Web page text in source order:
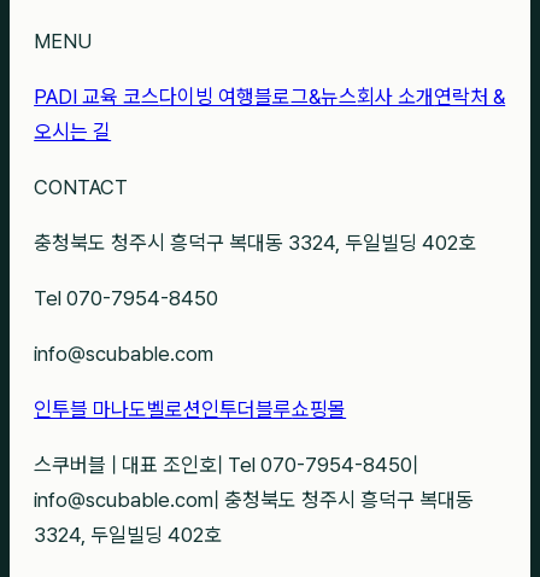
MENU
PADI 교육 코스다이빙 여행블로그&뉴스회사 소개 연락처 &
오시는 길
CONTACT
충청북도 청주시 흥덕구 복대동 3324, 두일빌딩 402호
Tel 070-7954-8450
info@scubable.com
인투블 마나도벨로션인투더블루쇼핑몰
스쿠버블 대표 조인호 Tel 070-7954-8450
info@scubable.com 충청북도 청주시 흥덕구 복대동
3324, 두일빌딩 402호